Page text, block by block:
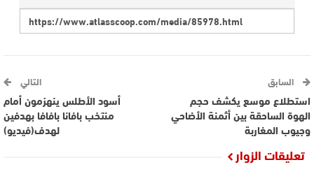
السابق
استطلاع موسع يكشف حجم
الهوة الساحقة بين أثمنة الأضاحي
وجيوب المغاربة
التالي
أسود الأطلس ينهزمون أمام
منتخب بافانا بافافا بهدفين
لهدف(فيديو)
تعليقات الزوار